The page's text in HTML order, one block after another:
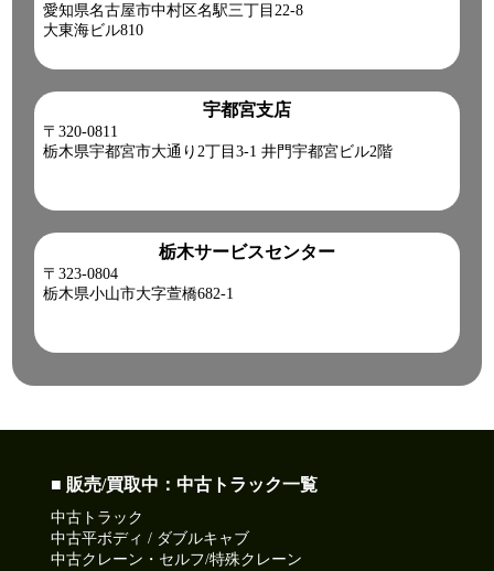
愛知県名古屋市中村区名駅三丁目22-8
大東海ビル810
宇都宮支店
〒320-0811
栃木県宇都宮市大通り2丁目3-1 井門宇都宮ビル2階
栃木サービスセンター
〒323-0804
栃木県小山市大字萱橋682-1
■ 販売/買取中：中古トラック一覧
中古トラック
中古平ボディ / ダブルキャブ
中古クレーン・セルフ/特殊クレーン